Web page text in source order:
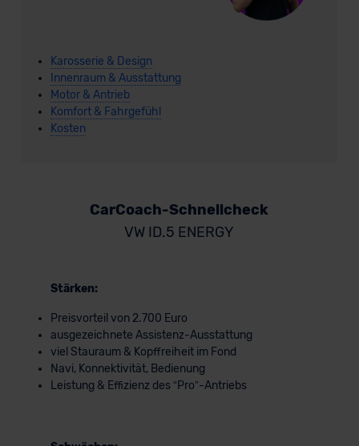
Karosserie & Design
Innenraum & Ausstattung
Motor & Antrieb
Komfort & Fahrgefühl
Kosten
CarCoach-Schnellcheck
VW ID.5 ENERGY
Stärken:
Preisvorteil von 2.700 Euro
ausgezeichnete Assistenz-Ausstattung
viel Stauraum & Kopffreiheit im Fond
Navi, Konnektivität, Bedienung
Leistung & Effizienz des “Pro”-Antriebs